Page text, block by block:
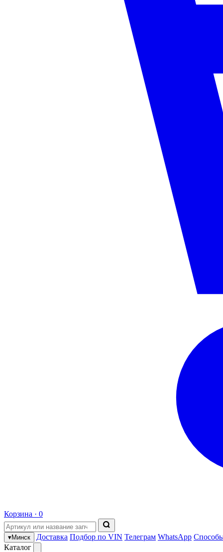
Корзина · 0
▾Минск Доставка Подбор по VIN Телеграм WhatsApp
Каталог